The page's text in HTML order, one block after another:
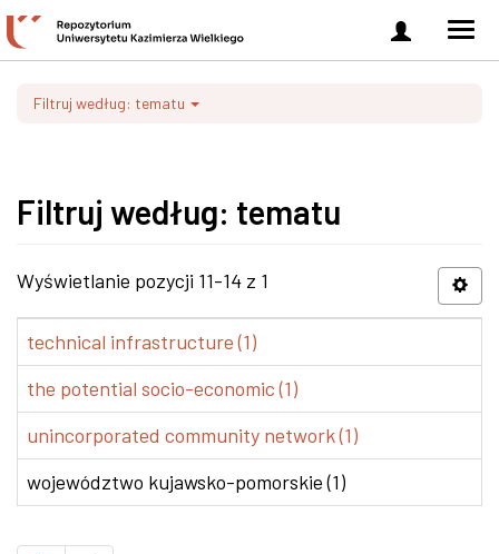
Zaloguj
się
Filtruj według: tematu
Filtruj według: tematu
Wyświetlanie pozycji 11-14 z 1
technical infrastructure (1)
the potential socio-economic (1)
unincorporated community network (1)
województwo kujawsko-pomorskie (1)